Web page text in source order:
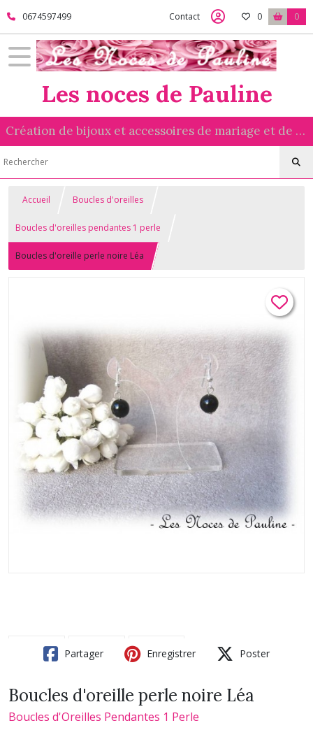
0674597499 Contact 0 0
Les noces de Pauline
Création de bijoux et accessoires de mariage et de cérémonie réalisés avec amour
Accueil Boucles d'oreilles
Boucles d'oreilles pendantes 1 perle
Boucles d'oreille perle noire Léa
Partager Enregistrer Poster
Boucles d'oreille perle noire Léa
Boucles d'Oreilles Pendantes 1 Perle